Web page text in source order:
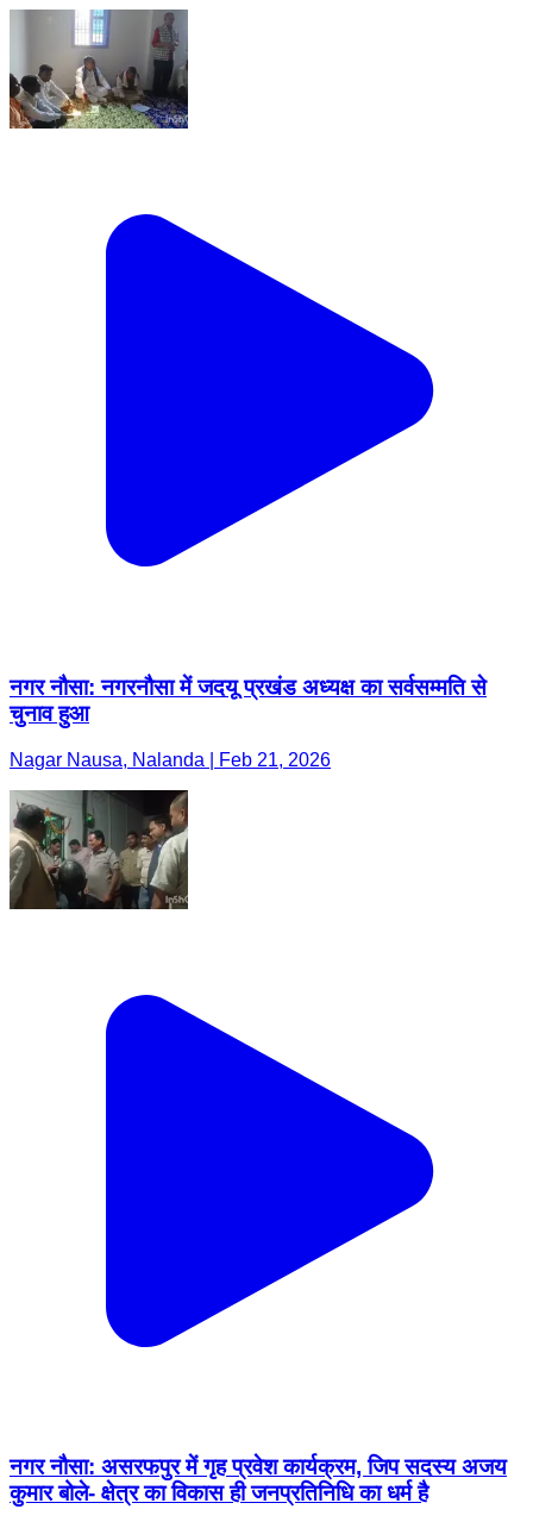
नगर नौसा: नगरनौसा में जदयू प्रखंड अध्यक्ष का सर्वसम्मति से
चुनाव हुआ
Nagar Nausa, Nalanda | Feb 21, 2026
नगर नौसा: असरफपुर में गृह प्रवेश कार्यक्रम, जिप सदस्य अजय
कुमार बोले- क्षेत्र का विकास ही जनप्रतिनिधि का धर्म है